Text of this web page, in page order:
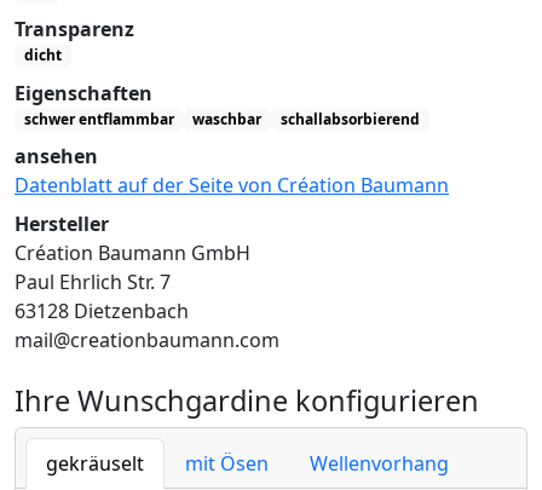
Transparenz
dicht
Eigenschaften
schwer entflammbar waschbar schallabsorbierend
ansehen
Datenblatt auf der Seite von Création Baumann
Hersteller
Création Baumann GmbH
Paul Ehrlich Str. 7
63128 Dietzenbach
mail@creationbaumann.com
Ihre Wunschgardine konfigurieren
gekräuselt mit Ösen Wellenvorhang